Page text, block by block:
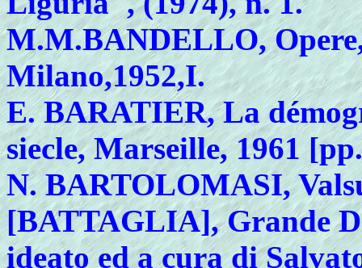
M.M.BANDELLO,
Milano,1952,I.
E.BARATIER, La
siecle, Marseille, 1961
N.BARTOLOMASI,
[BATTAGLIA], Grande
ideato ed a cura di